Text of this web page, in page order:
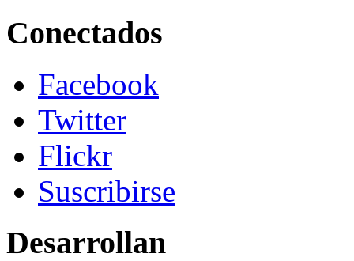
Conectados
Facebook
Twitter
Flickr
Suscribirse
Desarrollan